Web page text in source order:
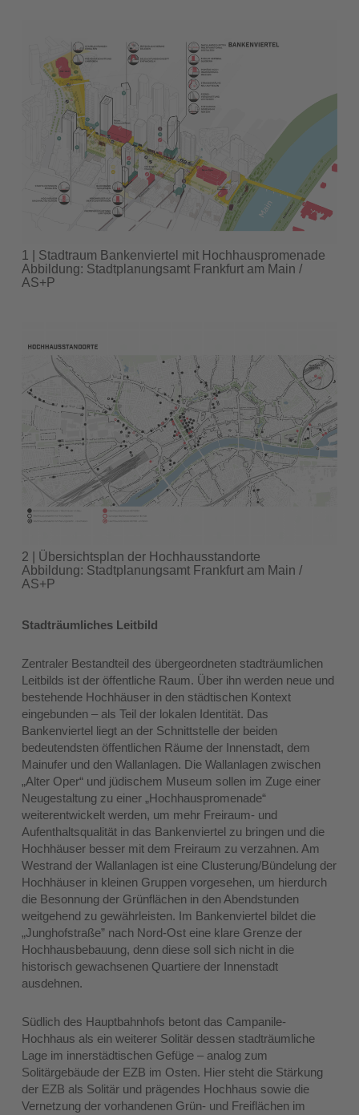
1 | Stadtraum Bankenviertel mit Hochhauspromenade
Abbildung: Stadtplanungsamt Frankfurt am Main /
AS+P
2 | Übersichtsplan der Hochhausstandorte
Abbildung: Stadtplanungsamt Frankfurt am Main /
AS+P
Stadträumliches Leitbild
Zentraler Bestandteil des übergeordneten stadträumlichen
Leitbilds ist der öffentliche Raum. Über ihn werden neue und
bestehende Hochhäuser in den städtischen Kontext
eingebunden – als Teil der lokalen Identität. Das
Bankenviertel liegt an der Schnittstelle der beiden
bedeutendsten öffentlichen Räume der Innenstadt, dem
Mainufer und den Wallanlagen. Die Wallanlagen zwischen
„Alter Oper“ und jüdischem Museum sollen im Zuge einer
Neugestaltung zu einer „Hochhauspromenade“
weiterentwickelt werden, um mehr Freiraum- und
Aufenthaltsqualität in das Bankenviertel zu bringen und die
Hochhäuser besser mit dem Freiraum zu verzahnen. Am
Westrand der Wallanlagen ist eine Clusterung/Bündelung der
Hochhäuser in kleinen Gruppen vorgesehen, um hierdurch
die Besonnung der Grünflächen in den Abendstunden
weitgehend zu gewährleisten. Im Bankenviertel bildet die
„Junghofstraße” nach Nord-Ost eine klare Grenze der
Hochhausbebauung, denn diese soll sich nicht in die
historisch gewachsenen Quartiere der Innenstadt
ausdehnen.
Südlich des Hauptbahnhofs betont das Campanile-
Hochhaus als ein weiterer Solitär dessen stadträumliche
Lage im innerstädtischen Gefüge – analog zum
Solitärgebäude der EZB im Osten. Hier steht die Stärkung
der EZB als Solitär und prägendes Hochhaus sowie die
Vernetzung der vorhandenen Grün- und Freiflächen im